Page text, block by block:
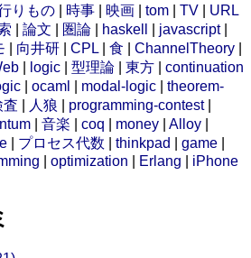
りもの 時事 映画 tom TV
URL
論文 圏論 haskell javascript|
向井研 CPL 食 ChannelTheory
logic 型理論 東方
continuation
ocaml modal-logic
theorem-
査 人狼 programming-contest|
音楽 coq money Alloy
プロセス代数 thinkpad game
optimization Erlang
iPhone